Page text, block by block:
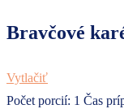
Bravčové
Vytlačiť
Počet porcií: 1 Čas